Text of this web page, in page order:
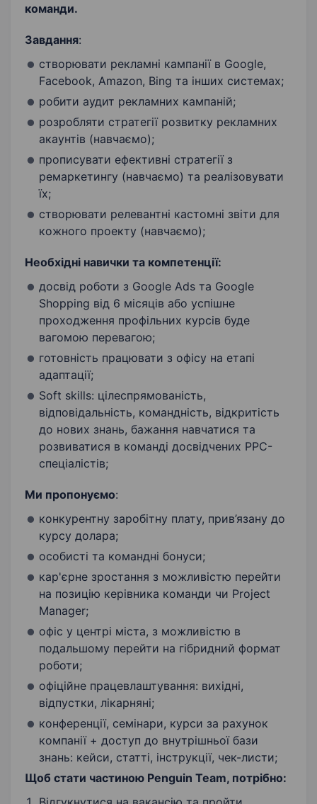
команди.
Завдання:
створювати рекламні кампанії в Google,
Facebook, Amazon, Bing та інших системах;
робити аудит рекламних кампаній;
розробляти стратегії розвитку рекламних
акаунтів (навчаємо);
прописувати ефективні стратегії з
ремаркетингу (навчаємо) та реалізовувати
їх;
створювати релевантні кастомні звіти для
кожного проекту (навчаємо);
Необхідні навички та компетенції:
досвід роботи з Google Ads та Google
Shopping від 6 місяців або успішне
проходження профільних курсів буде
вагомою перевагою;
готовність працювати з офісу на етапі
адаптації;
Soft skills: цілеспрямованість,
відповідальність, командність, відкритість
до нових знань, бажання навчатися та
розвиватися в команді досвідчених PPC-
спеціалістів;
Ми пропонуємо:
конкурентну заробітну плату, прив’язану до
курсу долара;
особисті та командні бонуси;
кар'єрне зростання з можливістю перейти
на позицію керівника команди чи Project
Manager;
офіс у центрі міста, з можливістю в
подальшому перейти на гібридний формат
роботи;
офіційне працевлаштування: вихідні,
відпустки, лікарняні;
конференції, семінари, курси за рахунок
компанії + доступ до внутрішньої бази
знань: кейси, статті, інструкції, чек-листи;
Щоб стати частиною Penguin Team, потрібно: